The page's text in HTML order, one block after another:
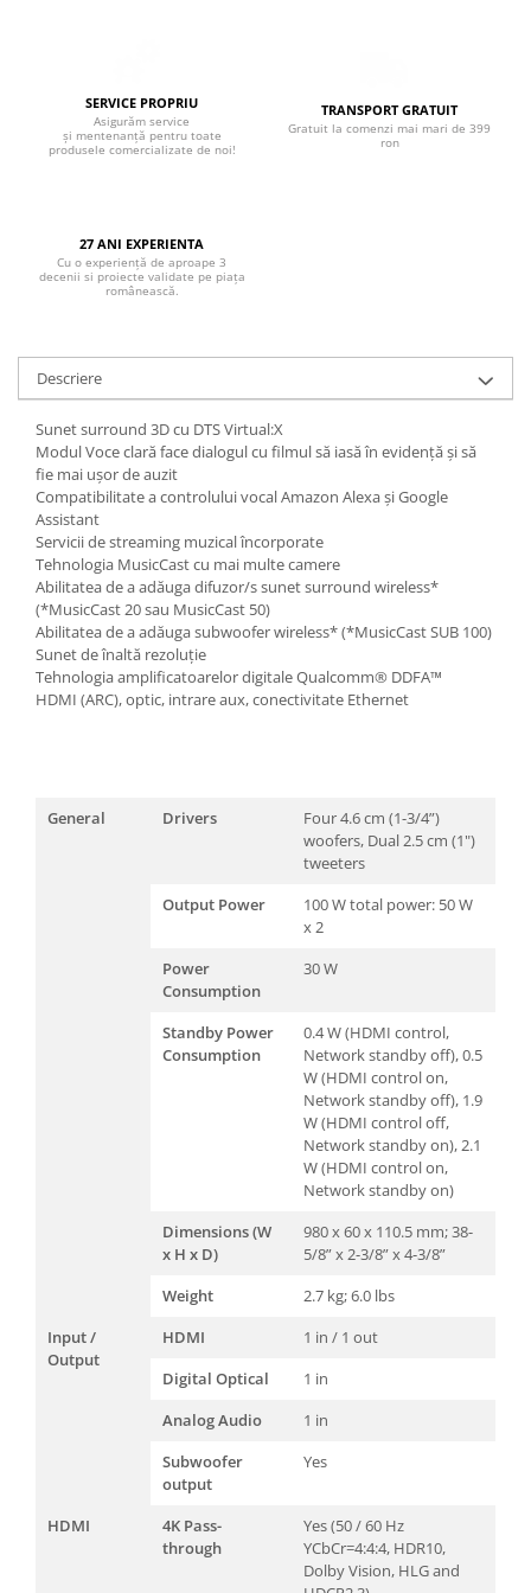
Sisteme surround
Subwoofer
Boxe active
Boxe de perete
Boxe podea
SERVICE PROPRIU
Asigurăm service
și mentenanță pentru toate
produsele comercializate de noi!
TRANSPORT GRATUIT
Gratuit la comenzi mai mari de 399
ron
27 ANI EXPERIENTA
Cu o experiență de aproape 3
decenii si proiecte validate pe piața
românească.
Descriere
Sunet surround 3D cu DTS Virtual:X
Modul Voce clară face dialogul cu filmul să iasă în evidență și să
fie mai ușor de auzit
Compatibilitate a controlului vocal Amazon Alexa și Google
Assistant
Servicii de streaming muzical încorporate
Tehnologia MusicCast cu mai multe camere
Abilitatea de a adăuga difuzor/s sunet surround wireless*
(*MusicCast 20 sau MusicCast 50)
Abilitatea de a adăuga subwoofer wireless* (*MusicCast SUB 100)
Sunet de înaltă rezoluție
Tehnologia amplificatoarelor digitale Qualcomm® DDFA™
HDMI (ARC), optic, intrare aux, conectivitate Ethernet
General Drivers
Four 4.6 cm (1-3/4”)
woofers, Dual 2.5 cm (1")
tweeters
Output Power
100 W total power: 50 W
x 2
Power
Consumption
30 W
Standby Power
Consumption
0.4 W (HDMI control,
Network standby off), 0.5
W (HDMI control on,
Network standby off), 1.9
W (HDMI control off,
Network standby on), 2.1
W (HDMI control on,
Network standby on)
Dimensions (W
x H x D)
980 x 60 x 110.5 mm; 38-
5/8” x 2-3/8” x 4-3/8”
Weight
2.7 kg; 6.0 lbs
Input /
Output
HDMI
1 in / 1 out
Digital Optical
1 in
Analog Audio
1 in
Subwoofer
output
Yes
HDMI
4K Pass-
through
Yes (50 / 60 Hz
YCbCr=4:4:4, HDR10,
Dolby Vision, HLG and